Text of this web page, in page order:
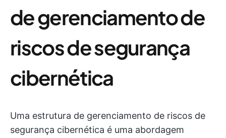
de gerenciamento de
riscos de segurança
cibernética
Uma estrutura de gerenciamento de riscos de
segurança cibernética é uma abordagem